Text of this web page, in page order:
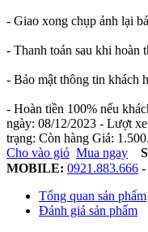
- Giao xong chụp ảnh lại
- Thanh toán sau khi hoàn
- Bảo mật thông tin khách
- Hoàn tiền 100% nếu
ngày: 08/12/2023 - Lượt
trạng: Còn hàng Giá:
Cho vào giỏ Mua ngay
MOBILE: 0921.883.666 -
Tổng quan sản phẩm
Đánh giá sản phẩm